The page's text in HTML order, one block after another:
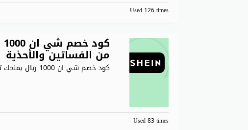
Used 126 times
من الفساتين والأحذية
كود خصم شي ان 1000 ريال يمنحك تخفيضات ضخمة عند
Used 83 times